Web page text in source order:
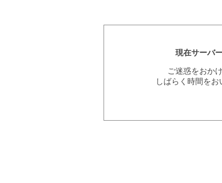
現在サーバ
ご迷惑をおか
しばらく時間を